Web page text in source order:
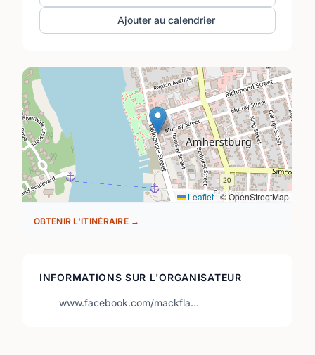
Ajouter au calendrier
Leaflet |© OpenStreetMap
OBTENIR L'ITINÉRAIRE →
INFORMATIONS SUR L'ORGANISATEUR
www.facebook.com/mackfla…